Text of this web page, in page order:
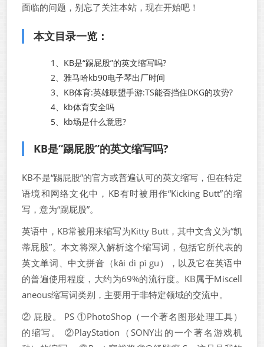
面临的问题，别忘了关注本站，现在开始吧！
本文目录一览：
1、 KB是“踢屁股”的英文缩写吗?
2、 雅马哈kb90电子琴出厂时间
3、 KB体育:英雄联盟手游:TS能否挡住DKG的攻势?
4、 kb体育安全吗
5、 kb场是什么意思?
KB是“踢屁股”的英文缩写吗?
KB不是“踢屁股”的官方或普遍认可的英文缩写，但在特定
语境和网络文化中，KB有时被用作“Kicking Butt”的缩
写，意为“踢屁股”。
英语中，KB常被用来缩写为Kitty Butt，其中文含义为“凯
蒂屁股”。本文将深入解析这个缩写词，包括它所代表的
英文单词、中文拼音（kǎi dì pì gu），以及它在英语中
的普遍使用程度，大约为69%的流行度。KB属于Miscell
aneous缩写词类别，主要用于非特定领域的交流中。
② 屁股。 PS ①PhotoShop（一个著名图形处理工具）
的缩写。 ②PlayStation（SONY出的一个著名游戏机